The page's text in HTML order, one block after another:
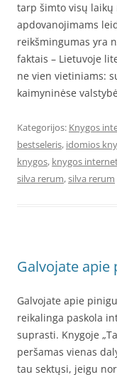
tarp šimto visų laikų
apdovanojimams
reikšmingumas yra
faktais – Lietuvoje
ne vien vietiniams:
kaimyninėse
Kategorijos: Knygos
bestseleris, idomios
knygos, knygos
silva rerum,silva rerum
Galvojate apie
Galvojate apie
reikalinga paskola
suprasti. Knygoje
peršamas vienas
tau sektųsi, jeigu